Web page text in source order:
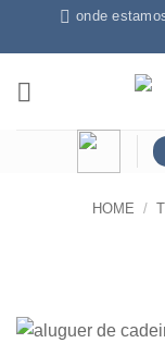
onde
HOME /